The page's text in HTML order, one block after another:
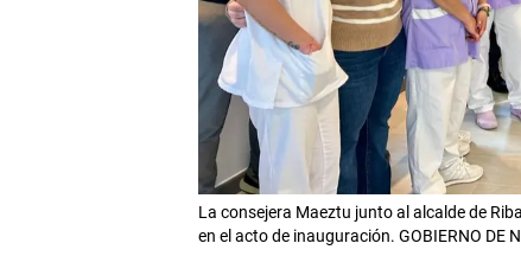
La consejera Maeztu junto al alcalde de
en el acto de inauguración. GOBIERNO DE